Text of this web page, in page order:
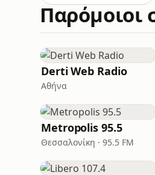
Παρόμοιοι
Derti Web Radio
Αθήνα
Metropolis 95.5
Θεσσαλονίκη · 95.5 FM